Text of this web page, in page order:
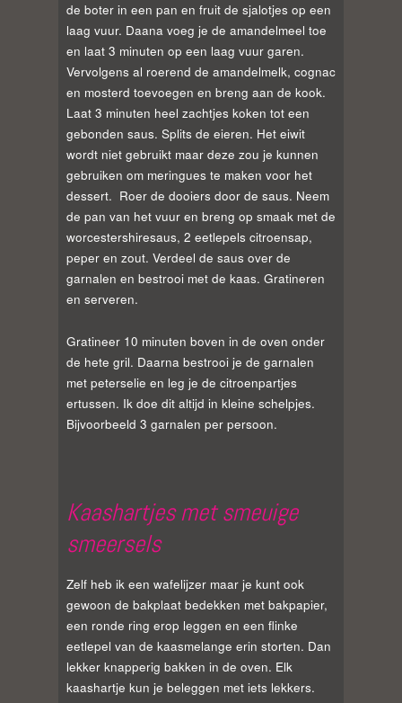
de boter in een pan en fruit de sjalotjes op een
laag vuur. Daana voeg je de amandelmeel toe
en laat 3 minuten op een laag vuur garen.
Vervolgens al roerend de amandelmelk, cognac
en mosterd toevoegen en breng aan de kook.
Laat 3 minuten heel zachtjes koken tot een
gebonden saus. Splits de eieren. Het eiwit
wordt niet gebruikt maar deze zou je kunnen
gebruiken om meringues te maken voor het
dessert. Roer de dooiers door de saus. Neem
de pan van het vuur en breng op smaak met de
worcestershiresaus, 2 eetlepels citroensap,
peper en zout. Verdeel de saus over de
garnalen en bestrooi met de kaas. Gratineren
en serveren.
Gratineer 10 minuten boven in de oven onder
de hete gril. Daarna bestrooi je de garnalen
met peterselie en leg je de citroenpartjes
ertussen. Ik doe dit altijd in kleine schelpjes.
Bijvoorbeeld 3 garnalen per persoon.
Kaashartjes met smeuige
smeersels
Zelf heb ik een wafelijzer maar je kunt ook
gewoon de bakplaat bedekken met bakpapier,
een ronde ring erop leggen en een flinke
eetlepel van de kaasmelange erin storten. Dan
lekker knapperig bakken in de oven. Elk
kaashartje kun je beleggen met iets lekkers.